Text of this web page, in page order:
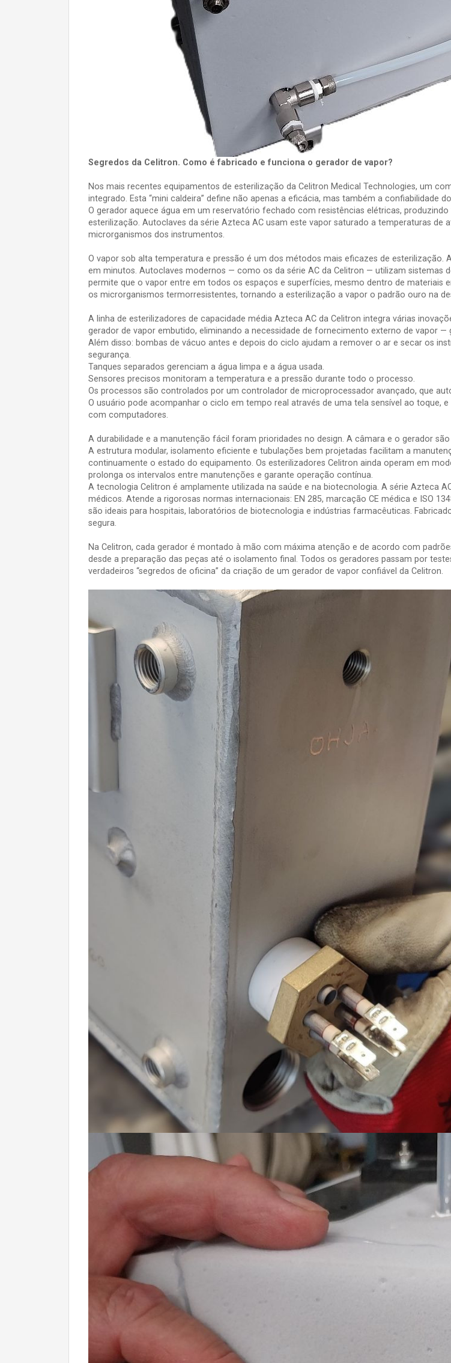
Segredos da Celitron. Como é fabricado e funciona o gerador de vapor?
Nos mais recentes equipamentos de esterilização da Celitron Medical Technologies, um
integrado. Esta “mini caldeira” define não apenas a eficácia, mas também a confiabilidade
O gerador aquece água em um reservatório fechado com resistências elétricas,
esterilização. Autoclaves da série Azteca AC usam este vapor saturado a temperaturas de
microrganismos dos instrumentos.
O vapor sob alta temperatura e pressão é um dos métodos mais eficazes de esterilização.
em minutos. Autoclaves modernos — como os da série AC da Celitron — utilizam sistemas
permite que o vapor entre em todos os espaços e superfícies, mesmo dentro de materiais
os microrganismos termorresistentes, tornando a esterilização a vapor o padrão ouro na
A linha de esterilizadores de capacidade média Azteca AC da Celitron integra várias
gerador de vapor embutido, eliminando a necessidade de fornecimento externo de vapor
Além disso: bombas de vácuo antes e depois do ciclo ajudam a remover o ar e secar os
segurança.
Tanques separados gerenciam a água limpa e a água usada.
Sensores precisos monitoram a temperatura e a pressão durante todo o processo.
Os processos são controlados por um controlador de microprocessador avançado, que
O usuário pode acompanhar o ciclo em tempo real através de uma tela sensível ao toque,
com computadores.
A durabilidade e a manutenção fácil foram prioridades no design. A câmara e o gerador
A estrutura modular, isolamento eficiente e tubulações bem projetadas facilitam a
continuamente o estado do equipamento. Os esterilizadores Celitron ainda operam em
prolonga os intervalos entre manutenções e garante operação contínua.
A tecnologia Celitron é amplamente utilizada na saúde e na biotecnologia. A série Azteca
médicos. Atende a rigorosas normas internacionais: EN 285, marcação CE médica e ISO
são ideais para hospitais, laboratórios de biotecnologia e indústrias farmacêuticas.
segura.
Na Celitron, cada gerador é montado à mão com máxima atenção e de acordo com
desde a preparação das peças até o isolamento final. Todos os geradores passam por
verdadeiros “segredos de oficina” da criação de um gerador de vapor confiável da Celitron.